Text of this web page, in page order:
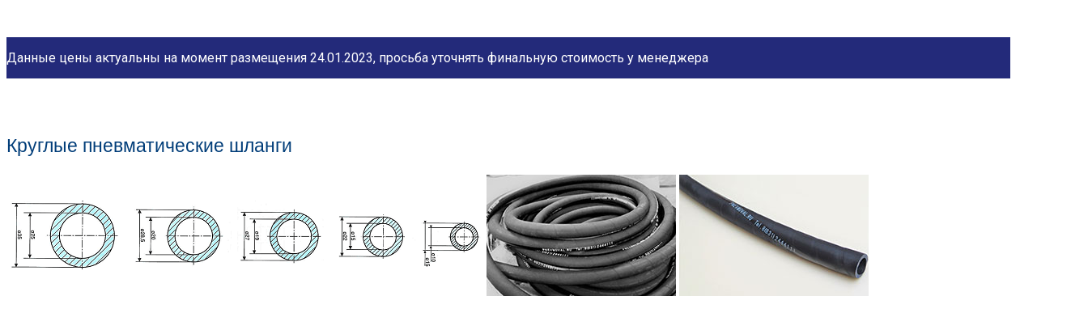
Данные цены актуальны на момент размещения 24.01.2023, просьба уточнять финальную стоимость у менеджера
Круглые пневматические шланги